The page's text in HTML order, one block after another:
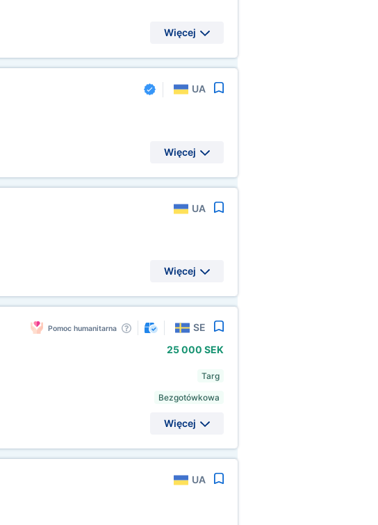
Więcej
UA
Więcej
UA
Więcej
Pomoc humanitarna SE
25 000 SEK
Targ
Bezgotówkowa
Więcej
UA